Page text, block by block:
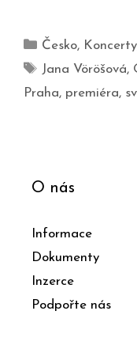
Česko, Koncerty
Jana Vöröšová,
Praha, premiéra,
O nás
Informace
Dokumenty
Inzerce
Podpořte nás